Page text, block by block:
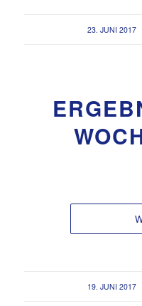
23. JUNI 2017
/
19. JUNI 2017
/